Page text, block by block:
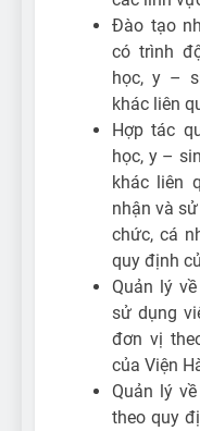
Đào tạo
có trình
học, y –
khác liên
Hợp tác
học, y –
khác liên
nhận và
chức, cá
quy định
Quản lý
sử dụng
đơn vị
của Viện
Quản lý
theo quy